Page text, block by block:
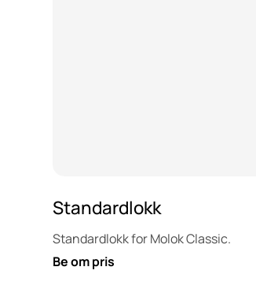
Standardlokk
Standardlokk for Molok Classic.
Be om pris